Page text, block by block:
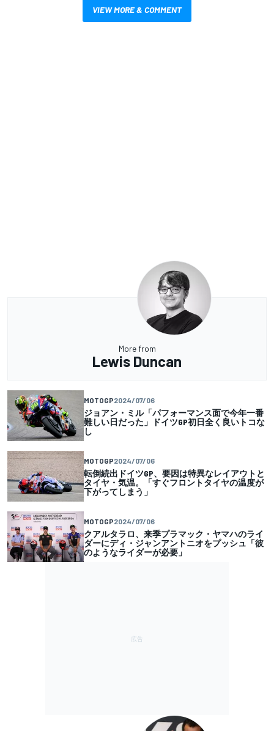
VIEW MORE & COMMENT
More from
Lewis Duncan
MOTOGP2024/07/06
ジョアン・ミル「パフォーマンス面で今年一番
難しい日だった」ドイツGP初日全く良いトコな
し
MOTOGP2024/07/06
転倒続出ドイツGP、要因は特異なレイアウトと
タイヤ・気温。「すぐフロントタイヤの温度が
下がってしまう」
MOTOGP2024/07/06
クアルタラロ、来季プラマック・ヤマハのライ
ダーにディ・ジャンアントニオをプッシュ「彼
のようなライダーが必要」